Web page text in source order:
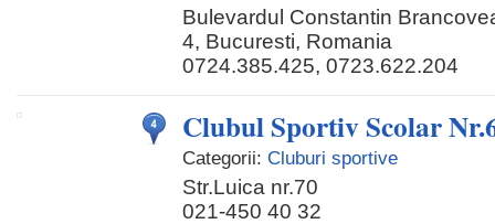
Bulevardul Constantin
4, Bucuresti, Romania
0724.385.425, 0723.622.204
Clubul Sportiv Scolar
Categorii: Cluburi sportive
Str.Luica nr.70
021-450 40 32